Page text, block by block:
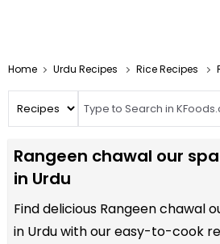
Home Urdu Recipes Rice Recipes
Rangeen chawal our
in Urdu
Find delicious Rangeen chawal
in Urdu with our easy-to-cook